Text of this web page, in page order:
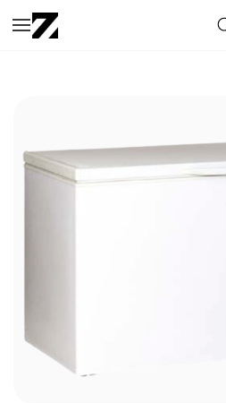
Saltar al
contenido